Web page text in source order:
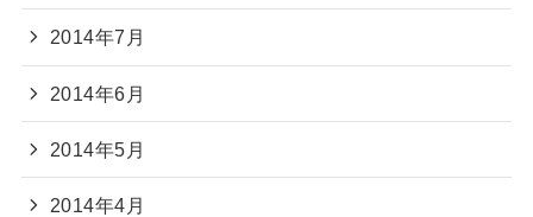
2014年7月
2014年6月
2014年5月
2014年4月